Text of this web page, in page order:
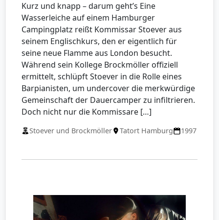
Kurz und knapp – darum geht’s Eine
Wasserleiche auf einem Hamburger
Campingplatz reißt Kommissar Stoever aus
seinem Englischkurs, den er eigentlich für
seine neue Flamme aus London besucht.
Während sein Kollege Brockmöller offiziell
ermittelt, schlüpft Stoever in die Rolle eines
Barpianisten, um undercover die merkwürdige
Gemeinschaft der Dauercamper zu infiltrieren.
Doch nicht nur die Kommissare […]
Stoever und Brockmöller Tatort Hamburg 1997